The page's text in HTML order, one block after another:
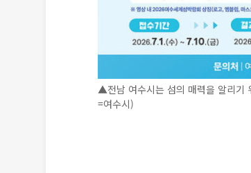
▲전남 여수시는 섬의 매력을 알리기
=여수시)